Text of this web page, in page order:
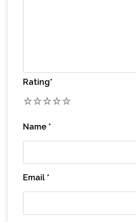
Rating*
5
4
3
2
Name *
Email *